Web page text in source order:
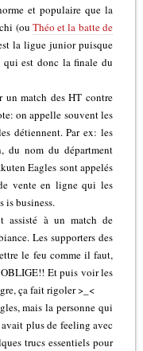
et populaire que la
(ou Théo et la batte de
la ligue junior puisque
qui est donc la finale du
un match des HT contre
on appelle souvent les
détiennent. Par ex: les
du nom du départment
Eagles sont appelés
vente en ligne qui les
is business.
assisté à un match de
Les supporters des
le feu comme il faut,
Et puis voir les
ça fait rigoler >_<
mais la personne qui
plus de feeling avec
trucs essentiels pour